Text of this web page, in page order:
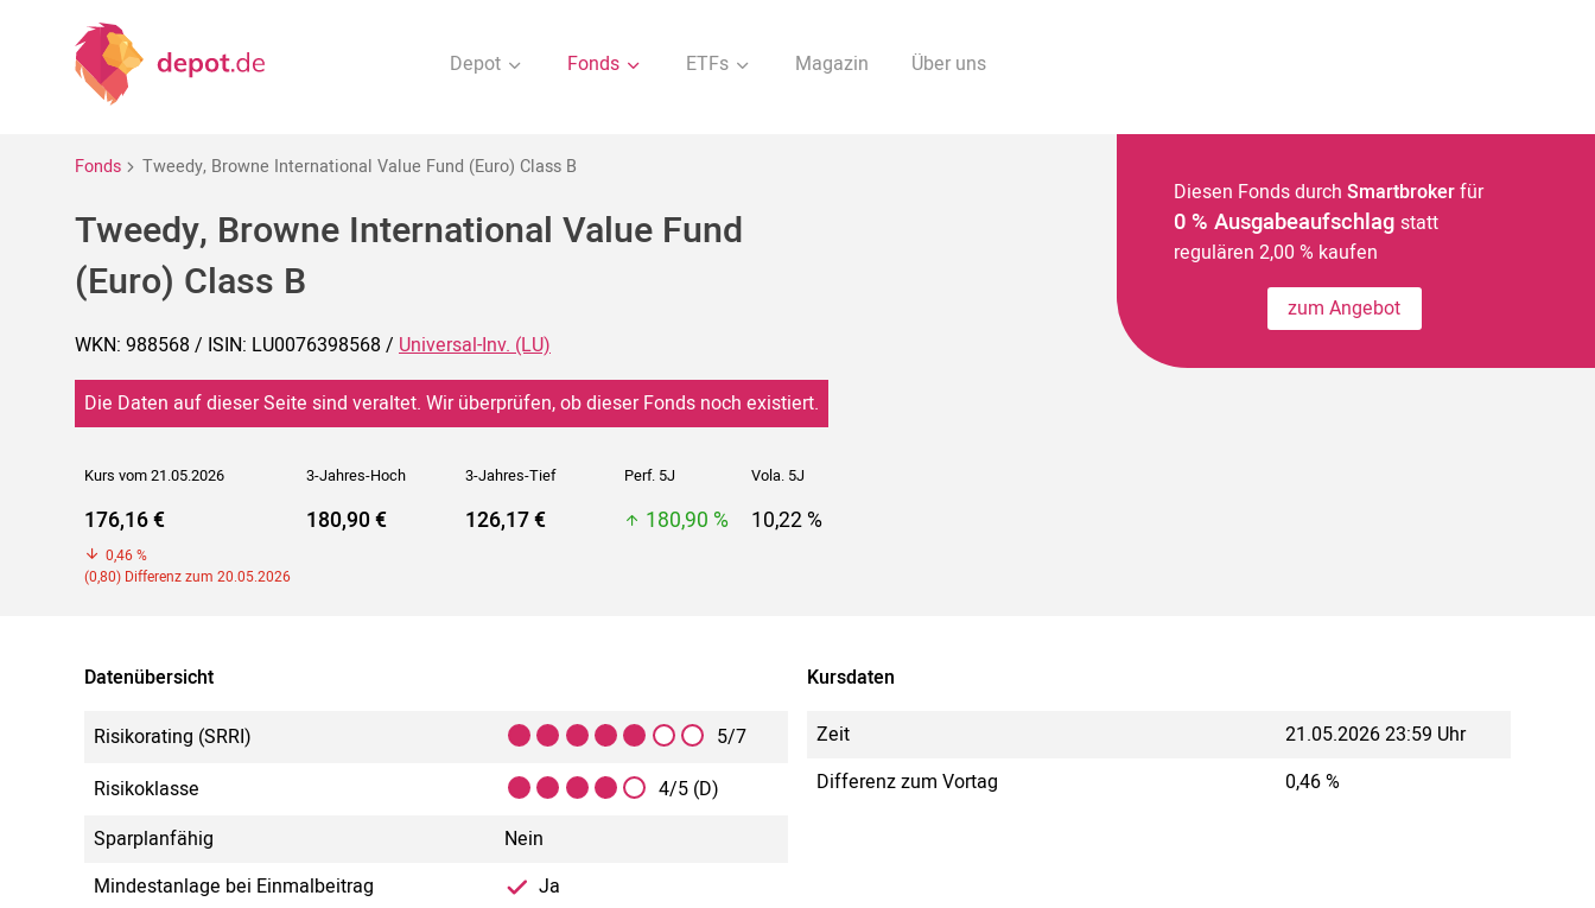
Depot Fonds ETFs Magazin Über uns
Fonds Tweedy, Browne International Value Fund (Euro) Class B
Tweedy, Browne International Value Fund
(Euro) Class B
WKN: 988568 / ISIN: LU0076398568 / Universal-Inv. (LU)
Die Daten auf dieser Seite sind veraltet. Wir überprüfen, ob dieser Fonds noch existiert.
Kurs vom 21.05.2026 3-Jahres-Hoch 3-Jahres-Tief Perf. 5J Vola. 5J
176,16 €
0,46 %
(0,80) Differenz zum 20.05.2026
180,90 € 126,17 € 180,90 % 10,22 %
Diesen Fonds durch Smartbrokerfür
0 % Ausgabeaufschlag statt
regulären 2,00 % kaufen
zum Angebot
Datenübersicht
Risikorating (SRRI)
5/7
Risikoklasse
4/5 (D)
Sparplanfähig
Nein
Mindestanlage bei Einmalbeitrag
Ja
Kursdaten
Zeit
21.05.2026 23:59 Uhr
Differenz zum Vortag
0,46 %